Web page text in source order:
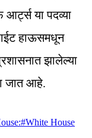
या पदव्या
हाऊसमधून
झालेल्या
जात आहे.
#White House